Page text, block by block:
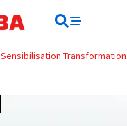
Sensibilisation